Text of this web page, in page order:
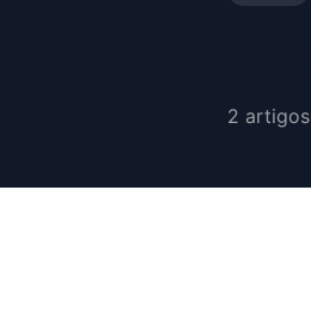
2 artigos